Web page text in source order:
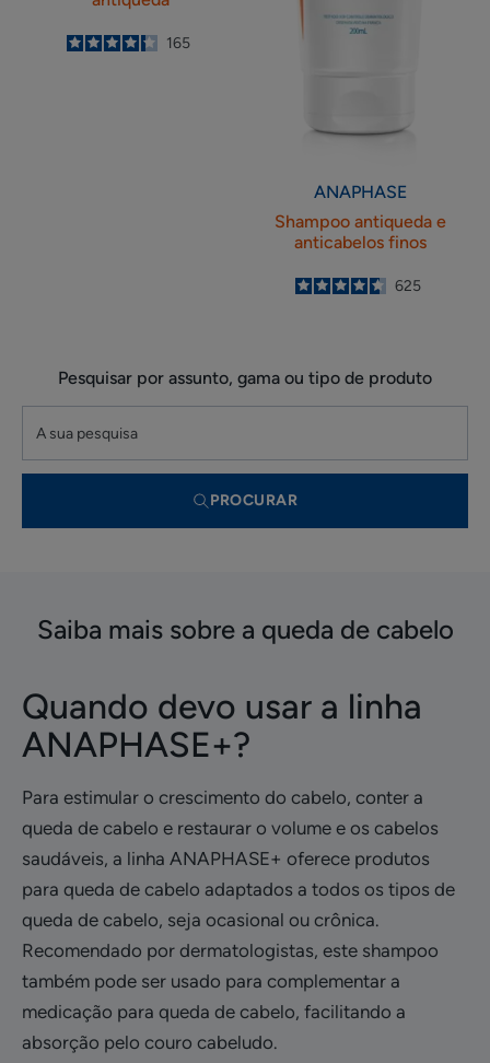
4.3
/5
165
ANAPHASE
Shampoo antiqueda e
anticabelos finos
4.6
/
5
625
Pesquisar por assunto, gama ou tipo de produto
PROCURAR
Saiba mais sobre a queda de cabelo
Quando devo usar a linha
ANAPHASE+?
Para estimular o crescimento do cabelo, conter a
queda de cabelo e restaurar o volume e os cabelos
saudáveis, a linha ANAPHASE+ oferece produtos
para queda de cabelo adaptados a todos os tipos de
queda de cabelo, seja ocasional ou crônica.
Recomendado por dermatologistas, este shampoo
também pode ser usado para complementar a
medicação para queda de cabelo, facilitando a
absorção pelo couro cabeludo.